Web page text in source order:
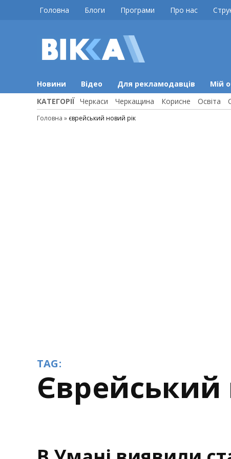
Головна Блоги Програми Про нас
Новини Відео Для рекламодавців Мій
КАТЕГОРІЇ Черкаси Черкащина Корисне Освіта
Головна » єврейський новий рік
TAG: